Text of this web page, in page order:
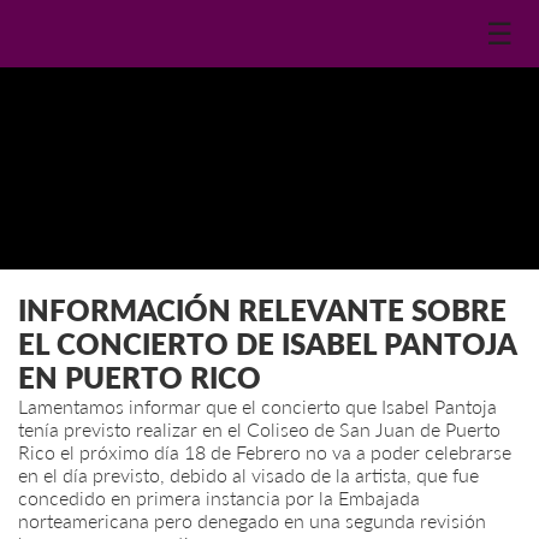
☰
INFORMACIÓN RELEVANTE SOBRE
EL CONCIERTO DE ISABEL PANTOJA
EN PUERTO RICO
Lamentamos informar que el concierto que Isabel Pantoja
tenía previsto realizar en el Coliseo de San Juan de Puerto
Rico el próximo día 18 de Febrero no va a poder celebrarse
en el día previsto, debido al visado de la artista, que fue
concedido en primera instancia por la Embajada
norteamericana pero denegado en una segunda revisión